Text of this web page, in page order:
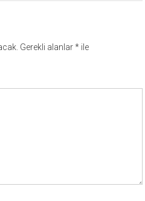
Gerekli alanlar* ile